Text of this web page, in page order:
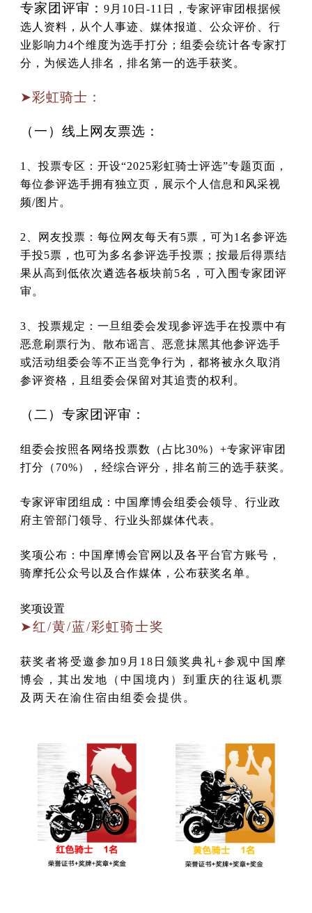
专家团评审： 9月10日-11日，专家评审团根据候
选人资料，从个人事迹、媒体报道、公众评价、行
业影响力4个维度为选手打分；组委会统计各专家打
分，为候选人排名，排名第一的选手获奖。
➤彩虹骑士：
（一）线上网友票选：
1、投票专区：开设“2025彩虹骑士评选”专题页面，
每位参评选手拥有独立页，展示个人信息和风采视
频/图片。
2、网友投票：每位网友每天有5票，可为1名参评选
手投5票，也可为多名参评选手投票；按最后得票结
果从高到低依次遴选各板块前5名，可入围专家团评
审。
3、投票规定：一旦组委会发现参评选手在投票中有
恶意刷票行为、散布谣言、恶意抹黑其他参评选手
或活动组委会等不正当竞争行为，都将被永久取消
参评资格，且组委会保留对其追责的权利。
（二）专家团评审：
组委会按照各网络投票数（占比30%）+专家评审团
打分（70%），经综合评分，排名前三的选手获奖。
专家评审团组成：中国摩博会组委会领导、行业政
府主管部门领导、行业头部媒体代表。
奖项公布：中国摩博会官网以及各平台官方账号，
骑摩托公众号以及合作媒体，公布获奖名单。
奖项设置
➤红/黄/蓝/彩虹骑士奖
获奖者将受邀参加9月18日颁奖典礼+参观中国摩
博会，其出发地（中国境内）到重庆的往返机票
及两天在渝住宿由组委会提供。